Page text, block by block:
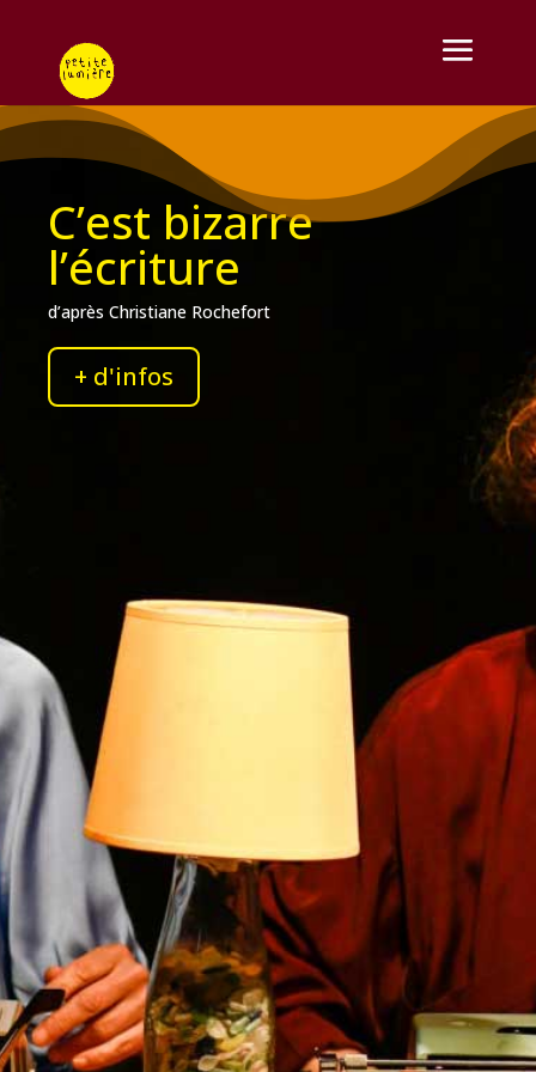
C’est bizarre
l’écriture
d’après Christiane Rochefort
+ d'infos